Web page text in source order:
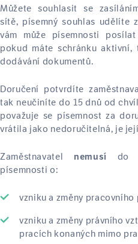
Můžete souhlasit se
sítě, písemný souhlas udělíte
vám může písemnosti
pokud máte schránku
dodávání dokumentů.
Doručení potvrdíte
tak neučiníte do 15 dnů od
považuje se písemnost za
vrátila jako nedoručitelná, je
Zaměstnavatel nemusí
do
písemnosti o:
vzniku a změny pracovního
vzniku a změny právního
pracích konaných mimo